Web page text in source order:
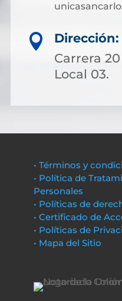

Dirección:
Carrera 20
Local 03.
• Términos y
• Política de
Personales
• Políticas de
• Certificado de
• Políticas de
• Mapa del Sitio